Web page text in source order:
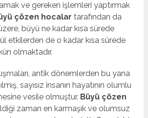
ve gereken işlemleri yaptırmak
çözen hocalar tarafından da
büyü ne kadar kısa sürede
etkilerden de o kadar kısa sürede
olmaktadır.
antik dönemlerden bu yana
sayısız insanın hayatının olumlu
vesile olmuştur. Büyü çözen
zaman en karmaşık ve olumsuz